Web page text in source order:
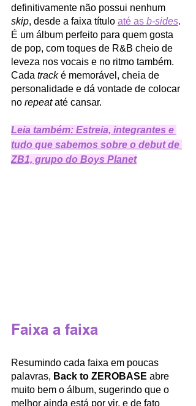
definitivamente não possui nenhum
skip, desde a faixa título até as b-sides.
É um álbum perfeito para quem gosta
de pop, com toques de R&B cheio de
leveza nos vocais e no ritmo também.
Cada track é memorável, cheia de
personalidade e dá vontade de colocar
no repeat até cansar.
Leia também: Estreia, integrantes e
tudo que sabemos sobre o debut de
ZB1, grupo do Boys Planet
Faixa a faixa
Resumindo cada faixa em poucas
palavras, Back to ZEROBASE abre
muito bem o álbum, sugerindo que o
melhor ainda está por vir, e de fato